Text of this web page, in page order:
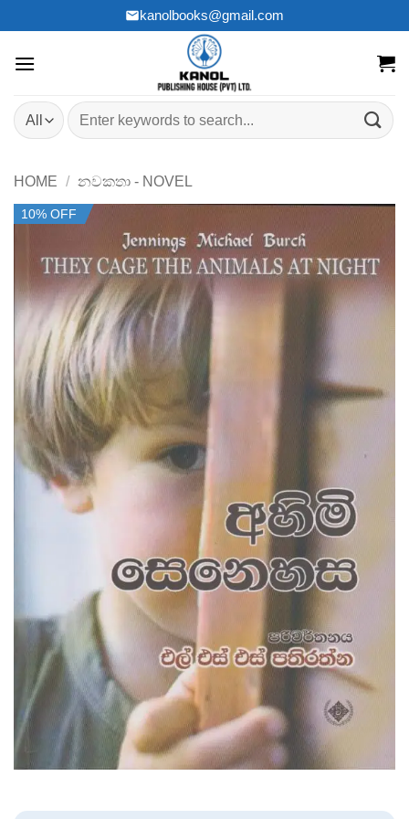
to
content
kanolbooks@gmail.com
Search
for:
HOME / නවකතා - NOVEL
10% OFF